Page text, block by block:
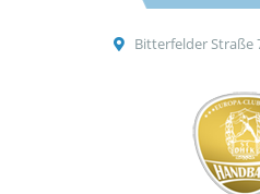
Bitterfelder Straße